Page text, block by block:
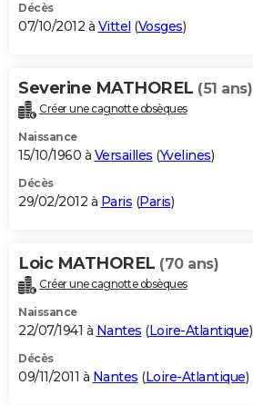
Décès
07/10/2012 à Vittel (Vosges)
Severine MATHOREL (51 ans)
Créer une cagnotte obsèques
Naissance
15/10/1960 à Versailles (Yvelines)
Décès
29/02/2012 à Paris (Paris)
Loic MATHOREL (70 ans)
Créer une cagnotte obsèques
Naissance
22/07/1941 à Nantes (Loire-Atlantique)
Décès
09/11/2011 à Nantes (Loire-Atlantique)